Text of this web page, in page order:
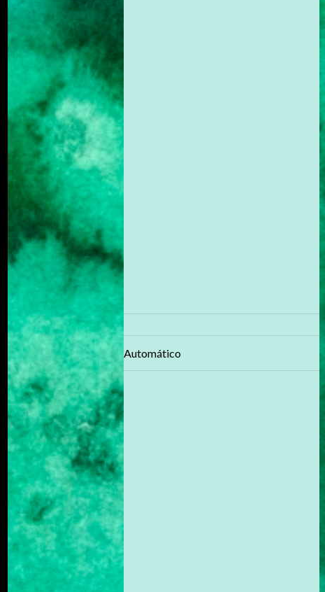
Automático